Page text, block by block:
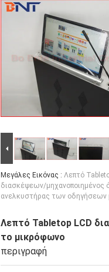
Μεγάλες Εικόνας : Λεπτό
διασκέψεων/μηχανοποιημένος
ανελκυστήρας των οδηγήσεων
Λεπτό Tabletop LCD
το μικρόφωνο
περιγραφή